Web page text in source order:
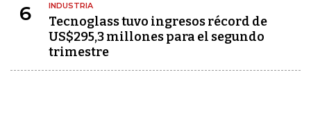
6 INDUSTRIA
Tecnoglass tuvo ingresos récord de
US$295,3 millones para el segundo
trimestre